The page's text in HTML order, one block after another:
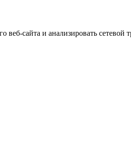
сайта и анализировать сетевой